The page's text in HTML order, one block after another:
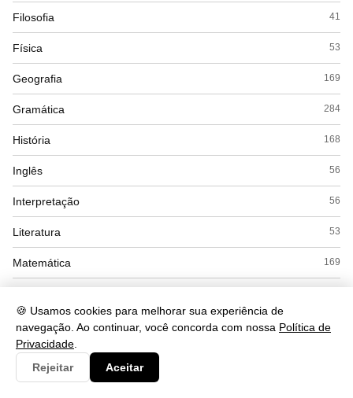
🍪 Usamos cookies para melhorar sua experiência de
navegação. Ao continuar, você concorda com nossa Política de
Privacidade
Rejeitar
Aceitar
Filosofia 41
Física 53
Geografia 169
Gramática 284
História 168
Inglês 56
Interpretação 56
Literatura 53
Matemática 169
Química 104
Redação
Saude